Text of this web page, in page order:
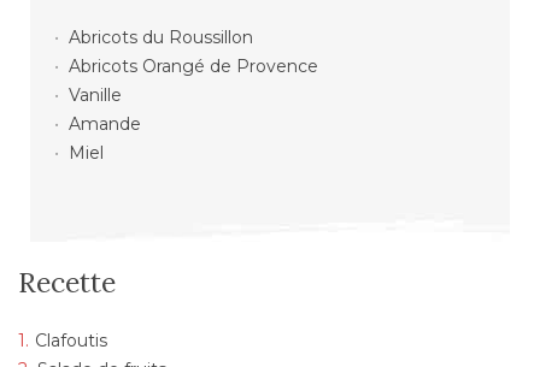
Abricots du Roussillon
Abricots Orangé de Provence
Vanille
Amande
Miel
Recette
Clafoutis